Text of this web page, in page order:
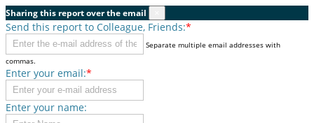
Sharing this report over the email
Send this report to Colleague, Friends:*
Separate multiple email addresses with
commas.
Enter your email:*
Enter your name: